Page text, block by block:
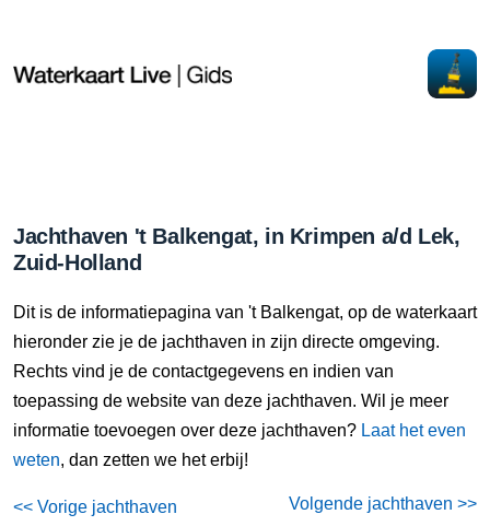
Jachthaven 't Balkengat, in Krimpen a/d Lek,
Zuid-Holland
Dit is de informatiepagina van 't Balkengat, op de waterkaart
hieronder zie je de jachthaven in zijn directe omgeving.
Rechts vind je de contactgegevens en indien van
toepassing de website van deze jachthaven. Wil je meer
informatie toevoegen over deze jachthaven? Laat het even
weten, dan zetten we het erbij!
<< Vorige jachthaven Volgende jachthaven >>